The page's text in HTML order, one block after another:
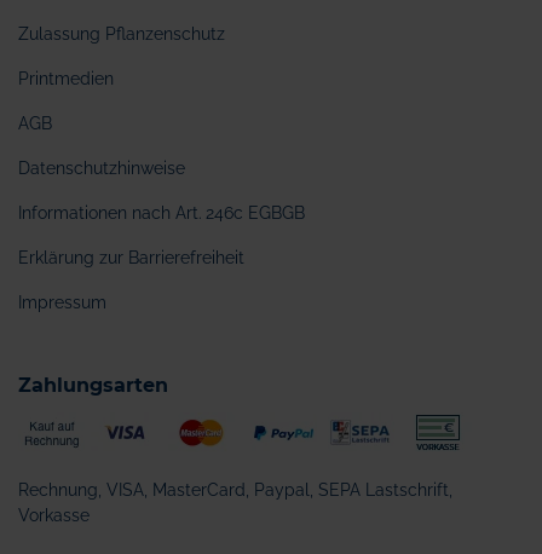
Zulassung Pflanzenschutz
Printmedien
AGB
Datenschutzhinweise
Informationen nach Art. 246c EGBGB
Erklärung zur Barrierefreiheit
Impressum
Zahlungsarten
Rechnung, VISA, MasterCard, Paypal, SEPA Lastschrift,
Vorkasse